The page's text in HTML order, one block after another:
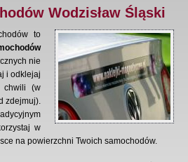
Wodzisław Śląski
to
nie
i odklejaj
chwili (w
zdejmuj).
w
na powierzchni Twoich samochodów.